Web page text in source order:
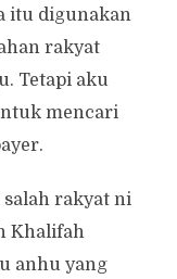
itu digunakan
rakyat
Tetapi aku
mencari
rakyat ni
Khalifah
anhu yang